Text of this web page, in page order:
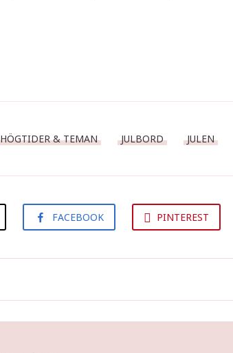
HÖGTIDER & TEMAN JULBORD JULEN
FACEBOOK PINTEREST